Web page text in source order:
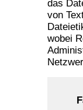
das
von
wobei